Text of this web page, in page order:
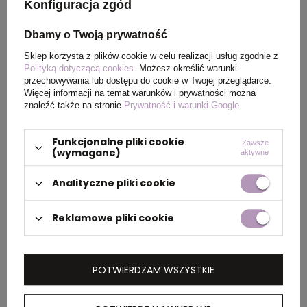
Waga
produktu (g)
394
PAKOWANIE
Ilość szt. w
12
zewnętrznego
Konfiguracja zgód
Dbamy o Twoją prywatność
Sklep korzysta z plików cookie w celu realizacji usług zgodnie z
Polityką dotyczącą cookies. Możesz określić warunki
przechowywania lub dostępu do cookie w Twojej przeglądarce.
Więcej informacji na temat warunków i prywatności można
znaleźć także na stronie Prywatność i warunki Google.
Funkcjonalne pliki cookie
(wymagane)
Zawsze
aktywne
Analityczne pliki cookie
Reklamowe pliki cookie
POTWIERDZAM WSZYSTKIE